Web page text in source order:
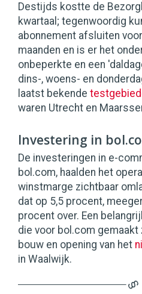
Destijds kostte de
kwartaal; tegenwoordig
abonnement afsluiten
maanden en is er het
onbeperkte en een
dins-, woens- en
laatst bekende
waren Utrecht en
Investering in
De investeringen in e-
bol.com, haalden het
winstmarge zichtbaar
dat op 5,5 procent,
procent over. Een
die voor bol.com
bouw en opening van het
in Waalwijk.